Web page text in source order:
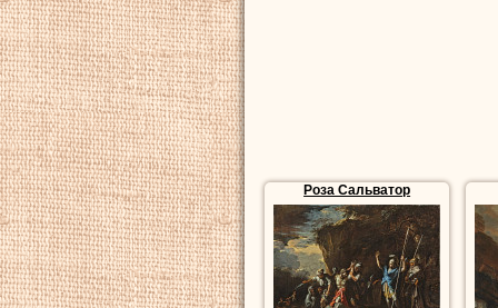
известность. С
Флоренции, при
временам
натуралистам
Роза Сальватор